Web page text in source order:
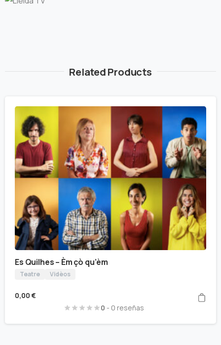
Related Products
Es Quilhes – Èm çò qu’èm
Teatre Vidèos
0,00 €
0 - 0 reseñas